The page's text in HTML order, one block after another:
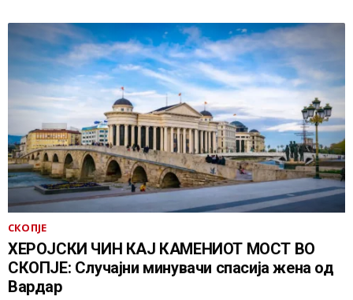
СКОПЈЕ
ХЕРОЈСКИ ЧИН КАЈ КАМЕНИОТ МОСТ ВО
СКОПЈЕ: Случајни минувачи спасија жена од
Вардар